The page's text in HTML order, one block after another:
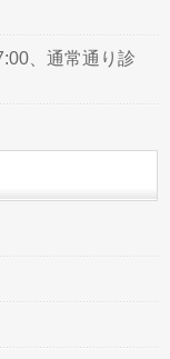
、通常通り診